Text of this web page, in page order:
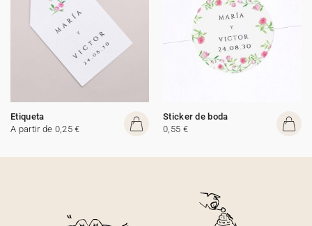
Etiqueta
A partir de 0,25 €
Sticker de boda
0,55 €